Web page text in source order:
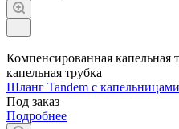
Компенсированная капельная
капельная трубка
Шланг Tandem с
Под заказ
Подробнее